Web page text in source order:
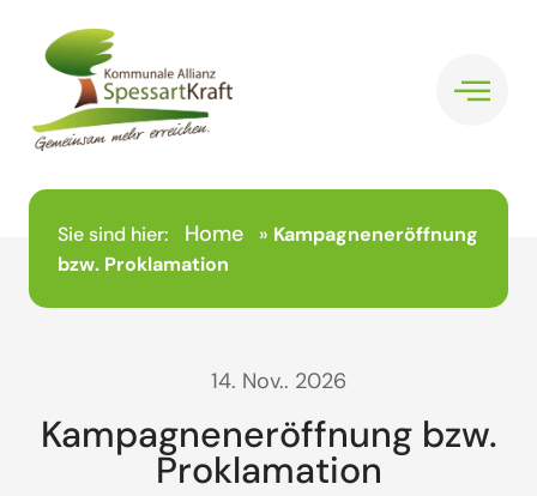
Sie sind hier: Home » Kampagneneröffnung
bzw. Proklamation
14. Nov.. 2026
Kampagneneröffnung bzw.
Proklamation